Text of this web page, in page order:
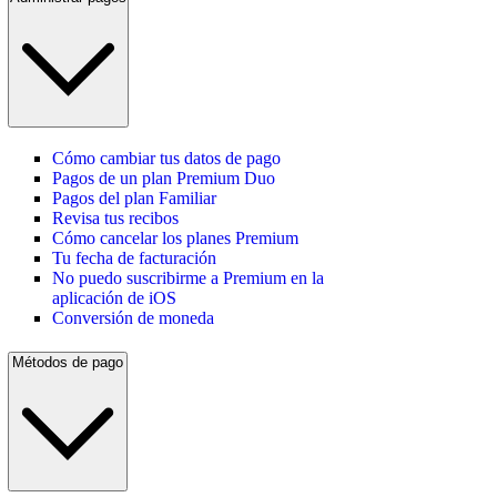
Cómo cambiar tus datos de pago
Pagos de un plan Premium Duo
Pagos del plan Familiar
Revisa tus recibos
Cómo cancelar los planes Premium
Tu fecha de facturación
No puedo suscribirme a Premium en la
aplicación de iOS
Conversión de moneda